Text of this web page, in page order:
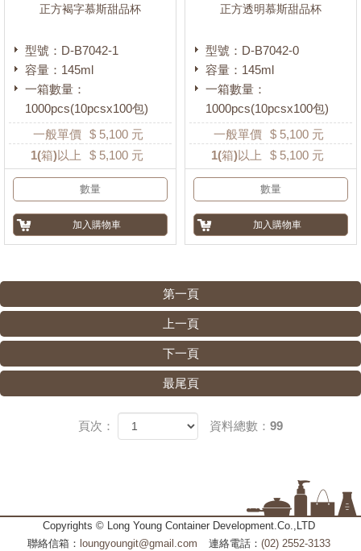
正方褐字慕斯甜品杯
型號：D-B7042-1
容量：145ml
一箱數量：
1000pcs(10pcsx100包)
一般單價 $ 5,100 元
1(箱)以上 $ 5,100 元
正方透明慕斯甜品杯
型號：D-B7042-0
容量：145ml
一箱數量：
1000pcs(10pcsx100包)
一般單價 $ 5,100 元
1(箱)以上 $ 5,100 元
第一頁
上一頁
下一頁
最尾頁
頁次： 資料總數：99
Copyrights © Long Young Container Development.Co.,LTD
聯絡信箱： loungyoungit@gmail.com 連絡電話： (02) 2552-3133